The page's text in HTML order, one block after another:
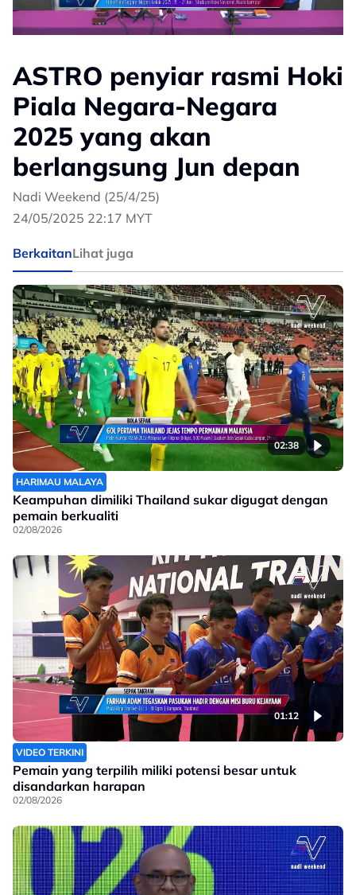
ASTRO penyiar rasmi Hoki
Piala Negara-Negara
2025 yang akan
berlangsung Jun depan
Nadi Weekend (25/4/25)
24/05/2025 22:17 MYT
BerkaitanLihat juga
02:38
HARIMAU MALAYA
Keampuhan dimiliki Thailand sukar digugat dengan
pemain berkualiti
02/08/2026
01:12
VIDEO TERKINI
Pemain yang terpilih miliki potensi besar untuk
disandarkan harapan
02/08/2026